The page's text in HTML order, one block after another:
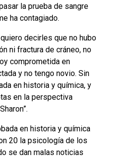
la prueba de sangre
ha contagiado.
decirles que no hubo
ni fractura de cráneo, no
comprometida en
y no tengo novio. Sin
en historia y química, y
en la perspectiva
en historia y química
20 la psicología de los
se dan malas noticias